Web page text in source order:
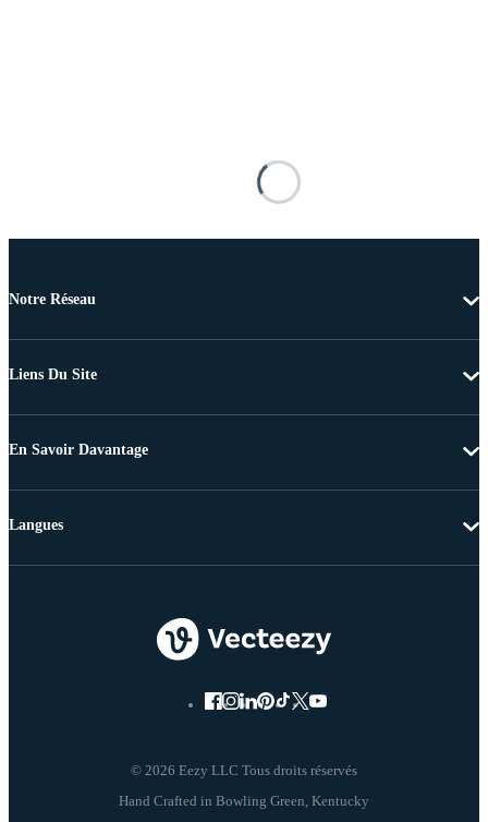
Notre Réseau
Liens Du Site
En Savoir Davantage
© 2026 Eezy LLC Tous droits réservés
Langues